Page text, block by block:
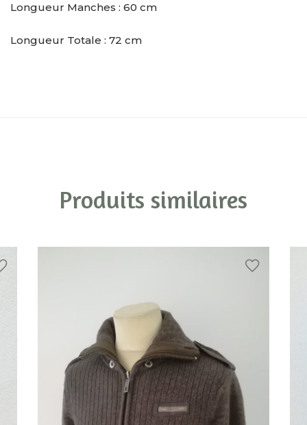
Longueur Manches : 60 cm
Longueur Totale : 72 cm
Produits similaires